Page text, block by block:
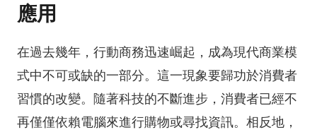
應用
在過去幾年，行動商務迅速崛起，成為現代商業模
式中不可或缺的一部分。這一現象要歸功於消費者
習慣的改變。隨著科技的不斷進步，消費者已經不
再僅僅依賴電腦來進行購物或尋找資訊。相反地，